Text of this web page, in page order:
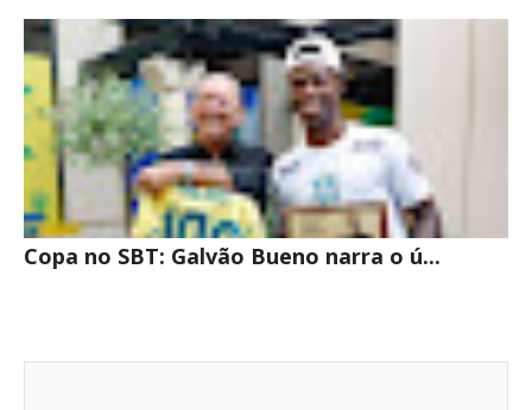
Copa no SBT: Galvão Bueno narra o ú...